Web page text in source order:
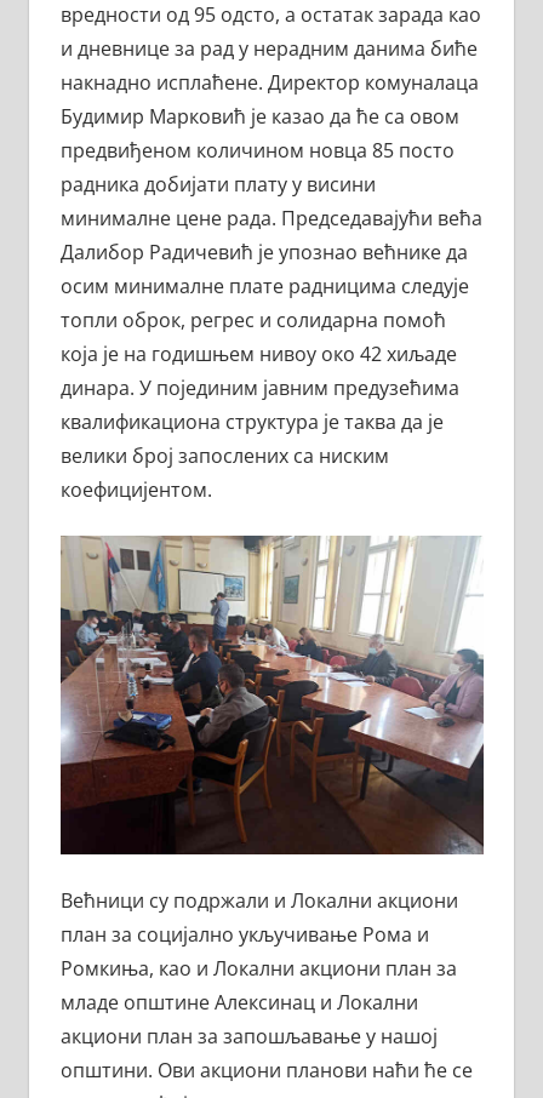
вредности од 95 одсто, а остатак зарада као
и дневнице за рад у нерадним данима биће
накнадно исплаћене. Директор комуналаца
Будимир Марковић је казао да ће са овом
предвиђеном количином новца 85 посто
радника добијати плату у висини
минималне цене рада. Председавајући већа
Далибор Радичевић је упознао већнике да
осим минималне плате радницима следује
топли оброк, регрес и солидарна помоћ
која је на годишњем нивоу око 42 хиљаде
динара. У појединим јавним предузећима
квалификациона структура је таква да је
велики број запослених са ниским
коефицијентом.
Већници су подржали и Локални акциони
план за социјално укључивање Рома и
Ромкиња, као и Локални акциони план за
младе општине Алексинац и Локални
акциони план за запошљавање у нашој
општини. Ови акциони планови наћи ће се